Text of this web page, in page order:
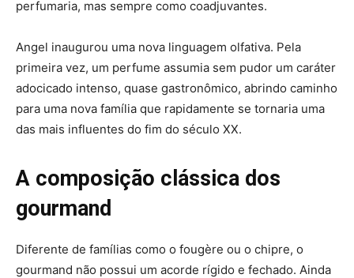
perfumaria, mas sempre como coadjuvantes.
Angel inaugurou uma nova linguagem olfativa. Pela
primeira vez, um perfume assumia sem pudor um caráter
adocicado intenso, quase gastronômico, abrindo caminho
para uma nova família que rapidamente se tornaria uma
das mais influentes do fim do século XX.
A composição clássica dos
gourmand
Diferente de famílias como o fougère ou o chipre, o
gourmand não possui um acorde rígido e fechado. Ainda